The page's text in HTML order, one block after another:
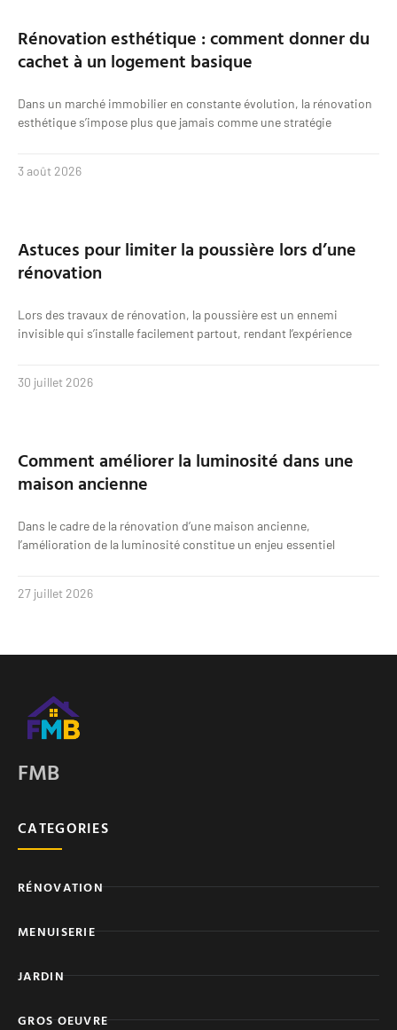
Rénovation esthétique : comment donner du
cachet à un logement basique
Dans un marché immobilier en constante évolution, la rénovation
esthétique s’impose plus que jamais comme une stratégie
3 août 2026
Astuces pour limiter la poussière lors d’une
rénovation
Lors des travaux de rénovation, la poussière est un ennemi
invisible qui s’installe facilement partout, rendant l’expérience
30 juillet 2026
Comment améliorer la luminosité dans une
maison ancienne
Dans le cadre de la rénovation d’une maison ancienne,
l’amélioration de la luminosité constitue un enjeu essentiel
27 juillet 2026
FMB
CATEGORIES
RÉNOVATION
MENUISERIE
JARDIN
GROS OEUVRE